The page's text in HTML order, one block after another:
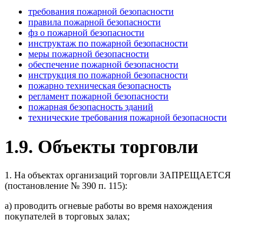
требования пожарной безопасности
правила пожарной безопасности
фз о пожарной безопасности
инструктаж по пожарной безопасности
меры пожарной безопасности
обеспечение пожарной безопасности
инструкция по пожарной безопасности
пожарно техническая безопасность
регламент пожарной безопасности
пожарная безопасность зданий
технические требования пожарной безопасности
1.9. Объекты торговли
1. На объектах организаций торговли ЗАПРЕЩАЕТСЯ
(постановление № 390 п. 115):
а) проводить огневые работы во время нахождения
покупателей в торговых залах;